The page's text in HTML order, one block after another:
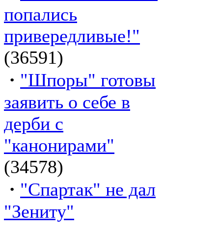
попались
привередливые!"
(36591)
· "Шпоры" готовы
заявить о себе в
дерби с
"канонирами"
(34578)
· "Спартак" не дал
"Зениту"